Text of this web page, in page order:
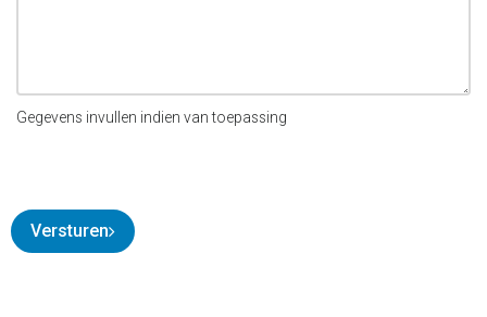
Gegevens invullen indien van toepassing
Versturen